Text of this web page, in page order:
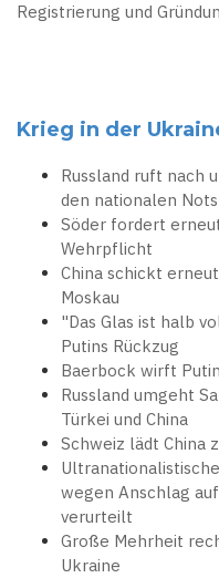
Registrierung und
Krieg in der
Russland ruft nach
den nationalen
Söder fordert
Wehrpflicht
China schickt
Moskau
"Das Glas ist halb
Putins Rückzug
Baerbock wirft
Russland umgeht
Türkei und China
Schweiz lädt China
wegen Anschlag
verurteilt
Große Mehrheit
Ukraine